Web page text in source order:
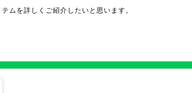
ムを詳しくご紹介したいと思います。